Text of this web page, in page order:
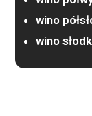
wino
wino